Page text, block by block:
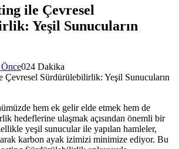
ile Çevresel
Yeşil Sunucuların
Önce024 Dakika
hem ek gelir elde etmek hem de
hedeflerine ulaşmak açısından önemli bir
yeşil sunucular ile yapılan hamleler,
karbon ayak izimizi minimize ediyor. Bu